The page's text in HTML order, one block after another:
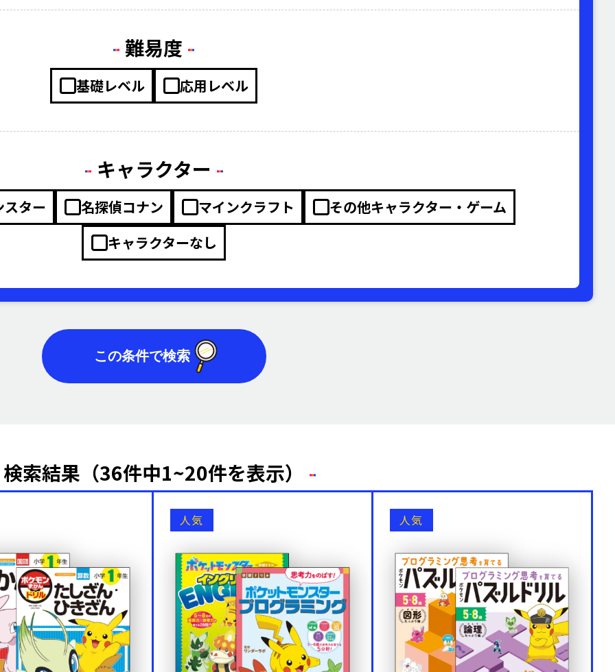
難易度
基礎レベル 応用レベル
キャラクター
ター 名探偵コナン マインクラフト
その他キャラクター・ゲーム
キャラクターなし
検索結果（36件中1~20件を表示）
人気 人気